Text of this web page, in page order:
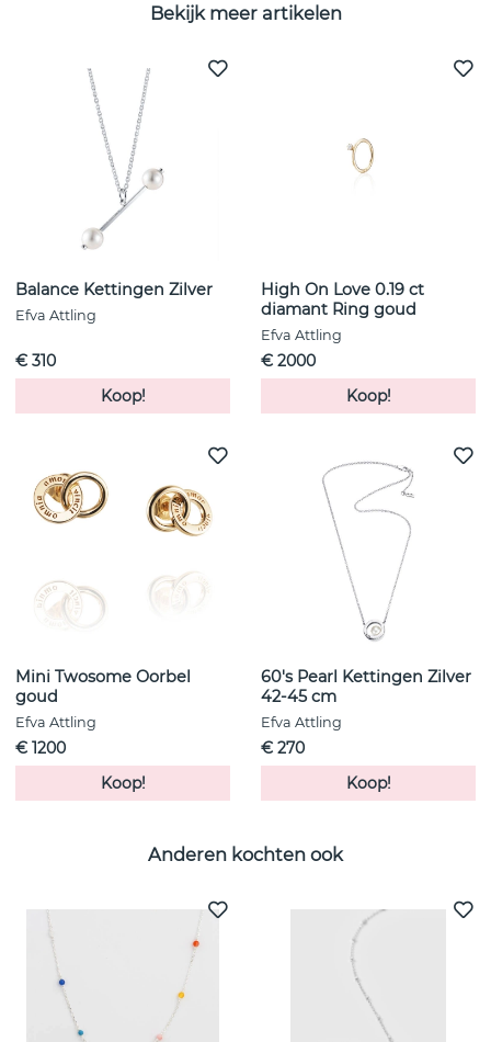
Bekijk meer artikelen
Balance Kettingen Zilver
Efva Attling
€ 310
Koop!
High On Love 0.19 ct
diamant Ring goud
Efva Attling
€ 2000
Koop!
Mini Twosome Oorbel
goud
Efva Attling
€ 1200
Koop!
60's Pearl Kettingen Zilver
42-45 cm
Efva Attling
€ 270
Koop!
Anderen kochten ook